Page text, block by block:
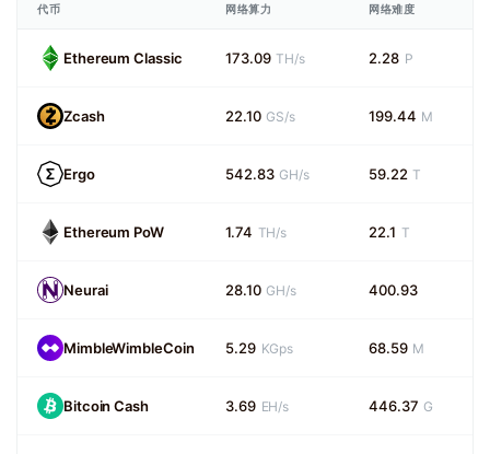
代币 网络算力 网络难度
Ethereum Classic 173.09 TH/s 2.28 P
Zcash 22.10 GS/s 199.44 M
Ergo 542.83 GH/s 59.22 T
Ethereum PoW 1.74 TH/s 22.1 T
Neurai 28.10 GH/s 400.93
MimbleWimbleCoin 5.29 KGps 68.59 M
Bitcoin Cash 3.69 EH/s 446.37 G